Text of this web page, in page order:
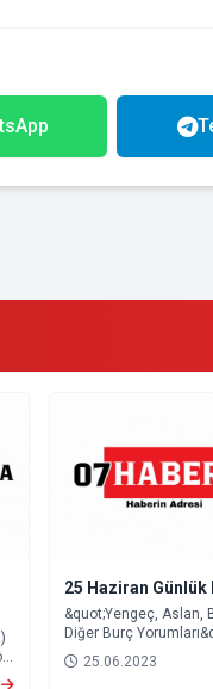
25 Haziran Günlük
&quot;Yengeç, Aslan,
Diğer Burç
25.06.2023